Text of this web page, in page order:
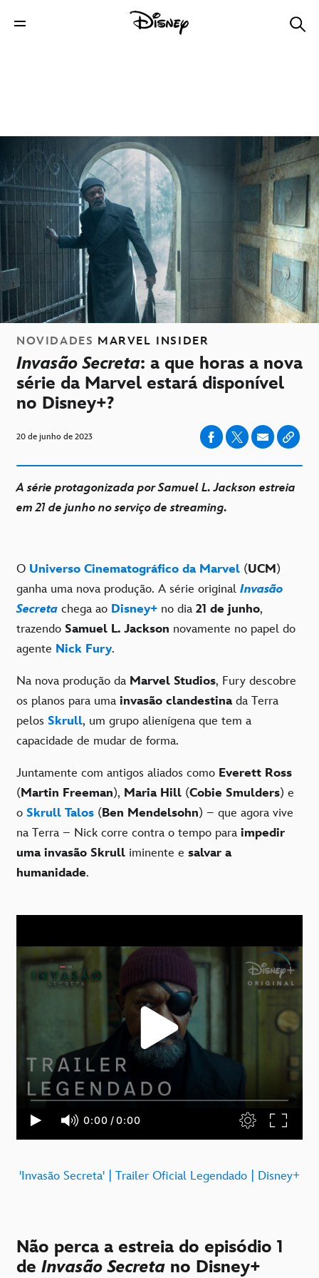
NOVIDADES MARVEL INSIDER
Invasão Secreta: a que horas a nova
série da Marvel estará disponível
no Disney+?
20 de junho de 2023
A série protagonizada por Samuel L. Jackson estreia
em 21 de junho no serviço de streaming.
O Universo Cinematográfico da Marvel (UCM)
ganha uma nova produção. A série original Invasão
Secreta chega ao Disney+ no dia 21 de junho,
trazendo Samuel L. Jackson novamente no papel do
agente Nick Fury.
Na nova produção da Marvel Studios, Fury descobre
os planos para uma invasão clandestinada Terra
pelos Skrull, um grupo alienígena que tem a
capacidade de mudar de forma.
Juntamente com antigos aliados como Everett Ross
(Martin Freeman), Maria Hill (Cobie Smulders) e
o Skrull Talos (Ben Mendelsohn) – que agora vive
na Terra – Nick corre contra o tempo para impedir
uma invasão Skrull iminente e salvar a
humanidade.
'Invasão Secreta' | Trailer Oficial Legendado | Disney+
Não perca a estreia do episódio 1
de Invasão Secreta no Disney+